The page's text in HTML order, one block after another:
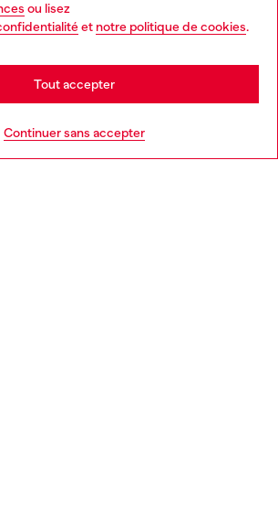
ou lisez
et notre politique de cookies.
Continuer sans accepter
Tout accepter
En savoir plus
France website, but it seems you
States